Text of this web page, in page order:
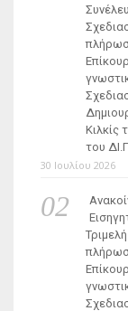
Κιλκίς
του
30 Ιουλίου 2026